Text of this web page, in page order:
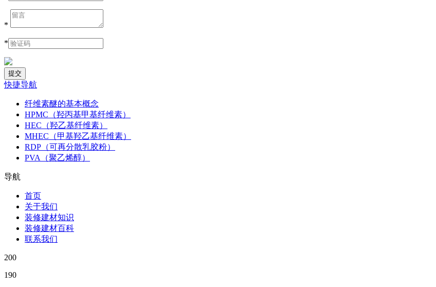
*
*
快捷导航
纤维素醚的基本概念
HPMC（羟丙基甲基纤维素）
HEC（羟乙基纤维素）
MHEC（甲基羟乙基纤维素）
RDP（可再分散乳胶粉）
PVA（聚乙烯醇）
导航
首页
关于我们
装修建材知识
装修建材百科
联系我们
200
190